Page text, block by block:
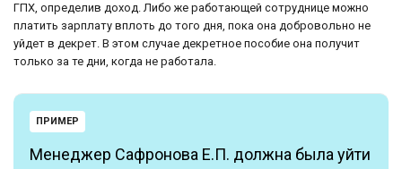
ГПХ, определив доход. Либо же работающей сотруднице можно
платить зарплату вплоть до того дня, пока она добровольно не
уйдет в декрет. В этом случае декретное пособие она получит
только за те дни, когда не работала.
ПРИМЕР
Менеджер Сафронова Е.П. должна была уйти